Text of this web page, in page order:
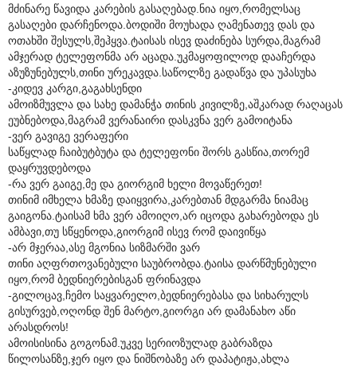
მძინარე წავიდა კარების გასაღებად.ნია იყო,რომელსაც
გასაღები დარჩენოდა.ბოდიში მოუხადა ღამენათევ დას და
ოთახში შესულს,შეჰყვა.ტაისას ისევ დაძინება სურდა,მაგრამ
ამჯერად ტელეფონმა არ აცადა.უკმაყოფილოდ დააჩერდა
აზუზუნებულს,თინი ურეკავდა.საწოლზე გადაწვა და უპასუხა
-კიდევ კარგი,გაგახსენდი
ამოიზმუვლა და სახე დამანჭა თინის კივილზე,აშკარად რაღაცას
ეუბნებოდა,მაგრამ ვერანაირი დასკვნა ვერ გამოიტანა
-ვერ გავიგე ვერაფერი
საწყლად ჩაიბუტბუტა და ტელეფონი შორს გასწია,თორემ
დაყრუვდებოდა
-რა ვერ გაიგე,მე და გიორგიმ ხელი მოვაწერეთ!
თინიმ იმხელა ხმაზე დაიყვირა,კარებთან მდგარმა ნიამაც
გაიგონა.ტაისამ ხმა ვერ ამოიღო,არ იცოდა გახარებოდა ეს
ამბავი,თუ სწყენოდა,გიორგიმ ისევ რომ დაივიწყა
-არ მჯერაა,ასე მგონია სიზმარში ვარ
თინი აღფრთოვანებული საუბრობდა.ტაისა დარწმუნებული
იყო,რომ ბედნიერებისგან ფრინავდა
-გილოცავ,ჩემო საყვარელო,ბედნიერებასა და სიხარულს
გისურვებ,ოღონდ შენ მარტო,გიორგი არ დამანახო აწი
არასდროს!
ამოისისინა გოგონამ.უკვე სერიოზულად გაბრაზდა
წილოსანზე,ჯერ იყო და ნიშნობაზე არ დაპატიჟა,ახლა